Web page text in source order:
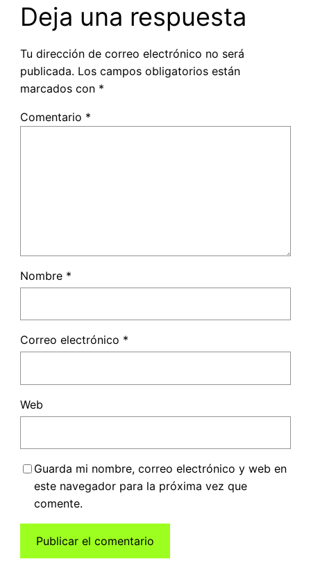
Deja una respuesta
Tu dirección de correo electrónico no será
publicada. Los campos obligatorios están
marcados con *
Comentario *
Nombre *
Correo electrónico *
Web
Guarda mi nombre, correo electrónico y web en
este navegador para la próxima vez que
comente.